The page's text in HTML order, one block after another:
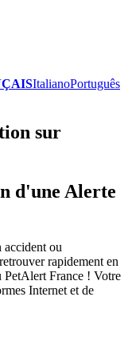
ItalianoPortuguês
sur
d'une Alerte
accident ou
rapidement en
PetAlert France ! Votre
Internet et de